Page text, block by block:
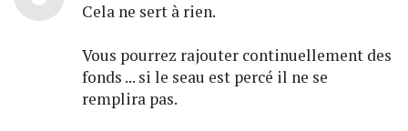
Cela ne sert à rien.
Vous pourrez rajouter continuellement des
fonds ... si le seau est percé il ne se
remplira pas.